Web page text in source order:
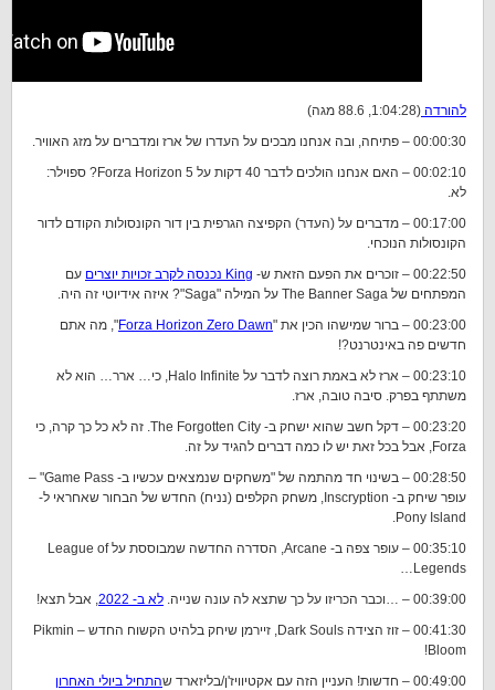
להורדה (1:04:28, 88.6 מגה)
00:00:30 – פתיחה, ובה אנחנו מבכים על העדרו של ארז ומדברים על מזג האוויר.
00:02:10 – האם אנחנו הולכים לדבר 40 דקות על Forza Horizon 5? ספוילר:
לא.
00:17:00 – מדברים על (העדר) הקפיצה הגרפית בין דור הקונסולות הקודם לדור
הקונסולות הנוכחי.
00:22:50 – זוכרים את הפעם הזאת ש-
King נכנסה לקרב זכויות יוצרים
עם
המפתחים של The Banner Saga על המילה "Saga"? איזה אידיוטי זה היה.
00:23:00 – ברור שמישהו הכין את "
Forza Horizon Zero Dawn", מה אתם
חדשים פה באינטרנט?!
00:23:10 – ארז לא באמת רוצה לדבר על Halo Infinite, כי… ארר… הוא לא
משתתף בפרק. סיבה טובה, ארז.
00:23:20 – דקל חשב שהוא ישחק ב- The Forgotten City. זה לא כל כך קרה, כי
Forza, אבל בכל זאת יש לו כמה דברים להגיד על זה.
00:28:50 – בשינוי חד מהתמה של "משחקים שנמצאים עכשיו ב- Game Pass" –
עופר שיחק ב- Inscryption, משחק הקלפים (נניח) החדש של הבחור שאחראי ל-
Pony Island.
00:35:10 – עופר צפה ב- Arcane, הסדרה החדשה שמבוססת על League of
Legends…
00:39:00 – …וכבר הכריזו על כך שתצא לה עונה שנייה.
לא ב- 2022
, אבל תצא!
00:41:30 – זוז הצידה Dark Souls, זיירמן שיחק בלהיט הקשוח החדש – Pikmin
Bloom!
00:49:00 – חדשות! העניין הזה עם אקטיוויז'ן/בליזארד ש
התחיל ביולי האחרון